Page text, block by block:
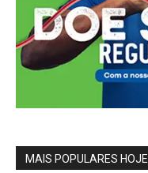
MAIS POPULARES HOJE